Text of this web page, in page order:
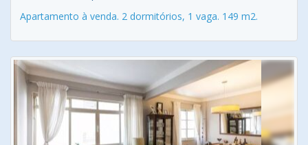
Apartamento à venda. 2 dormitórios, 1 vaga. 149 m2.